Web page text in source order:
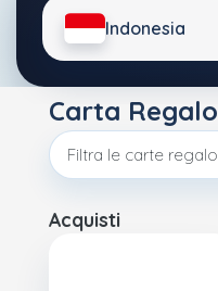
Indonesia
Carta Regalo
Acquisti